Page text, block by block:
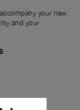
your new
and your